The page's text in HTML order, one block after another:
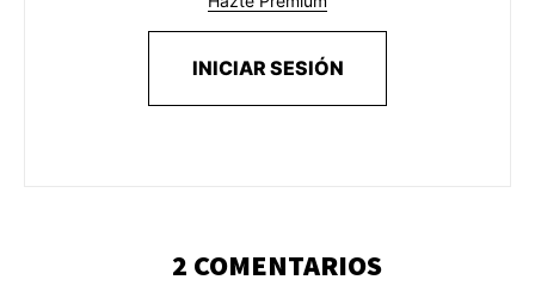
INICIAR SESIÓN
2 COMENTARIOS